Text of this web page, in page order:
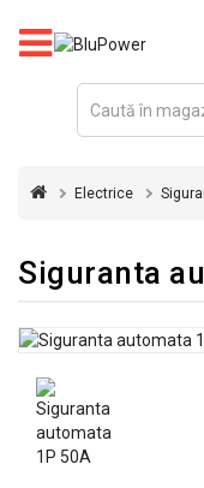
PRODUSE
FOTOVOLTAICE
UPS
STABILIZATOARE
TENSIUNE
Electrice
Siguranta